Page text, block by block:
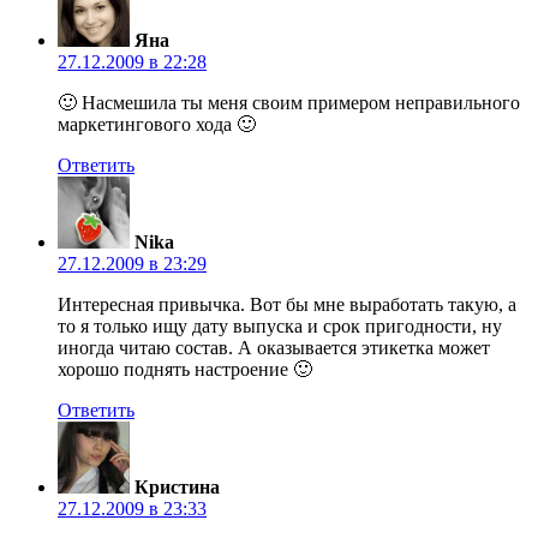
Яна
27.12.2009 в 22:28
🙂 Насмешила ты меня своим примером неправильного
маркетингового хода 🙂
Ответить
Nika
27.12.2009 в 23:29
Интересная привычка. Вот бы мне выработать такую, а
то я только ищу дату выпуска и срок пригодности, ну
иногда читаю состав. А оказывается этикетка может
хорошо поднять настроение 🙂
Ответить
Кристина
27.12.2009 в 23:33